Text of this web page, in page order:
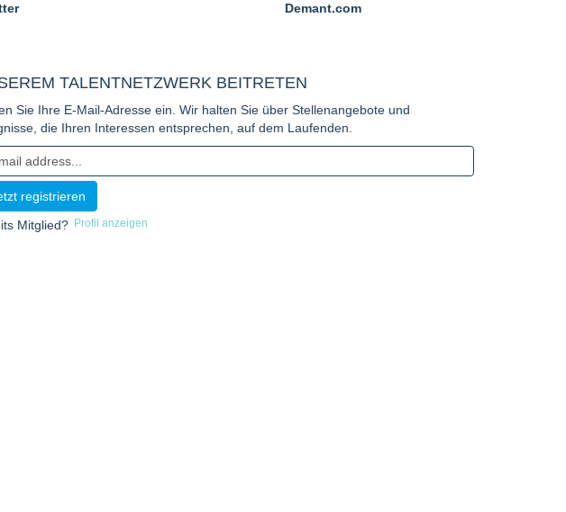
Demant.com
TALENTNETZWERK BEITRETEN
Sie Ihre E-Mail-Adresse ein. Wir halten Sie über Stellenangebote und
die Ihren Interessen entsprechen, auf dem Laufenden.
Mitglied? Profil anzeigen